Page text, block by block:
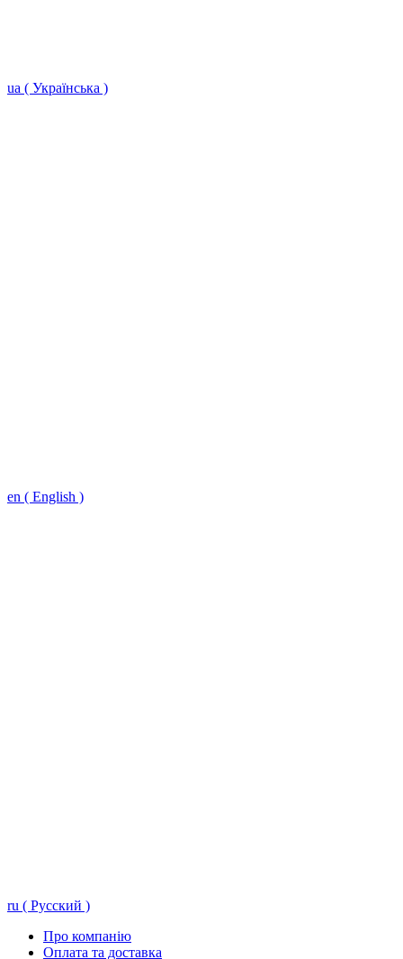
ua ( Українська )
en ( English )
ru ( Русский )
Про компанію
Оплата та доставка